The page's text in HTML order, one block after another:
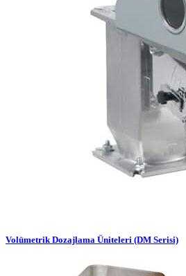
Volümetrik Dozajlama Üniteleri (DM Serisi)